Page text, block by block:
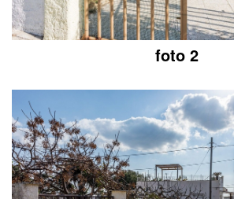
foto 2